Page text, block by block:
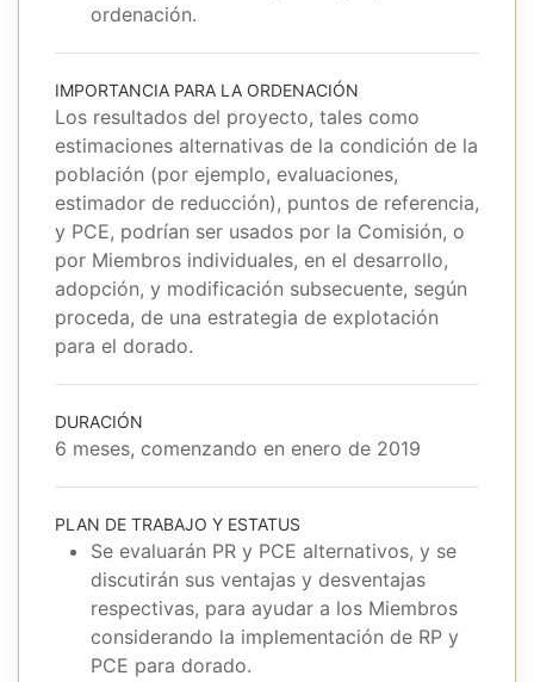
ordenación.
IMPORTANCIA PARA LA ORDENACIÓN
Los resultados del proyecto, tales como
estimaciones alternativas de la condición de la
población (por ejemplo, evaluaciones,
estimador de reducción), puntos de referencia,
y PCE, podrían ser usados por la Comisión, o
por Miembros individuales, en el desarrollo,
adopción, y modificación subsecuente, según
proceda, de una estrategia de explotación
para el dorado.
DURACIÓN
6 meses, comenzando en enero de 2019
PLAN DE TRABAJO Y ESTATUS
Se evaluarán PR y PCE alternativos, y se
discutirán sus ventajas y desventajas
respectivas, para ayudar a los Miembros
considerando la implementación de RP y
PCE para dorado.